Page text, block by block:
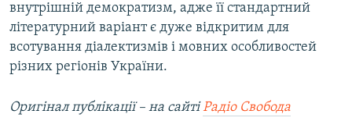
внутрішній демократизм, адже її стандартний
літературний варіант є дуже відкритим для
всотування діалектизмів і мовних особливостей
різних регіонів України.
Оригінал публікації – на сайтіРадіо Свобода